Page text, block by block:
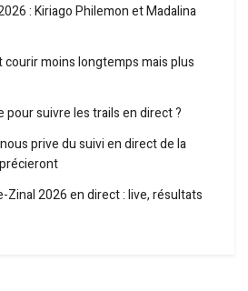
: Kiriago Philemon et Madalina
moins longtemps mais plus
pour suivre les trails en direct ?
prive du suivi en direct de la
Zinal 2026 en direct : live, résultats